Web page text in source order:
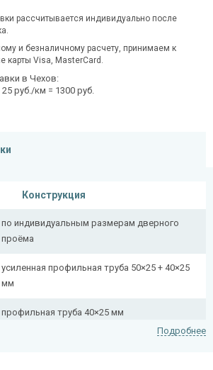
рассчитывается индивидуально после
и безналичному расчету, принимаем к
карты Visa, MasterCard.
в Чехов:
руб./км = 1300 руб.
Конструкция
по индивидуальным размерам дверного
проёма
усиленная профильная труба 50×25 + 40×25
мм
профильная труба 40×25 мм
Подробнее